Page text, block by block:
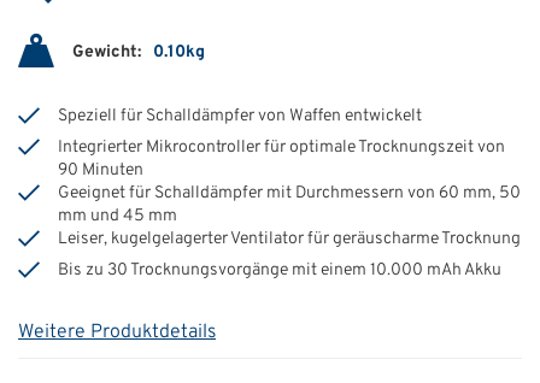
Gewicht: 0.10kg
Speziell für Schalldämpfer von Waffen entwickelt
Integrierter Mikrocontroller für optimale Trocknungszeit von
90 Minuten
Geeignet für Schalldämpfer mit Durchmessern von 60 mm, 50
mm und 45 mm
Leiser, kugelgelagerter Ventilator für geräuscharme Trocknung
Bis zu 30 Trocknungsvorgänge mit einem 10.000 mAh Akku
Weitere Produktdetails